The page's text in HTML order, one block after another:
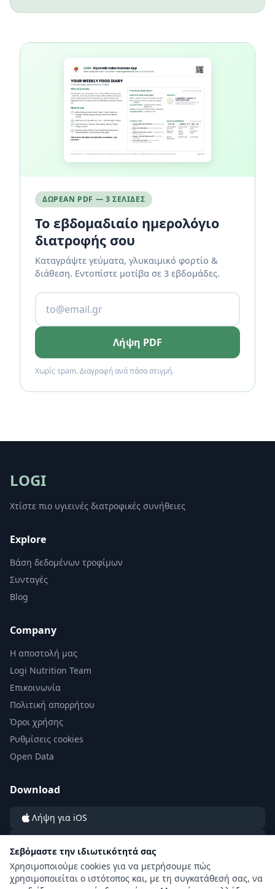
ΔΩΡΕΆΝ PDF — 3 ΣΕΛΊΔΕΣ
Το εβδομαδιαίο ημερολόγιο
διατροφής σου
Καταγράψτε γεύματα, γλυκαιμικό φορτίο &
διάθεση. Εντοπίστε μοτίβα σε 3 εβδομάδες.
Λήψη PDF
Χωρίς spam. Διαγραφή ανά πάσα στιγμή.
LOGI
Χτίστε πιο υγιεινές διατροφικές συνήθειες
Explore
Βάση δεδομένων τροφίμων
Συνταγές
Blog
Company
Η αποστολή μας
Logi Nutrition Team
Επικοινωνία
Πολιτική απορρήτου
Όροι χρήσης
Ρυθμίσεις cookies
Open Data
Download
Λήψη για iOS
Λήψη για Android
Σεβόμαστε την ιδιωτικότητά σας
Χρησιμοποιούμε cookies για να μετρήσουμε πώς
χρησιμοποιείται ο ιστότοπος και, με τη συγκατάθεσή σας, να